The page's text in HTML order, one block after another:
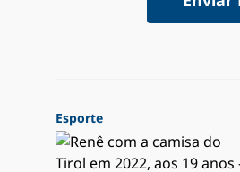
Esporte